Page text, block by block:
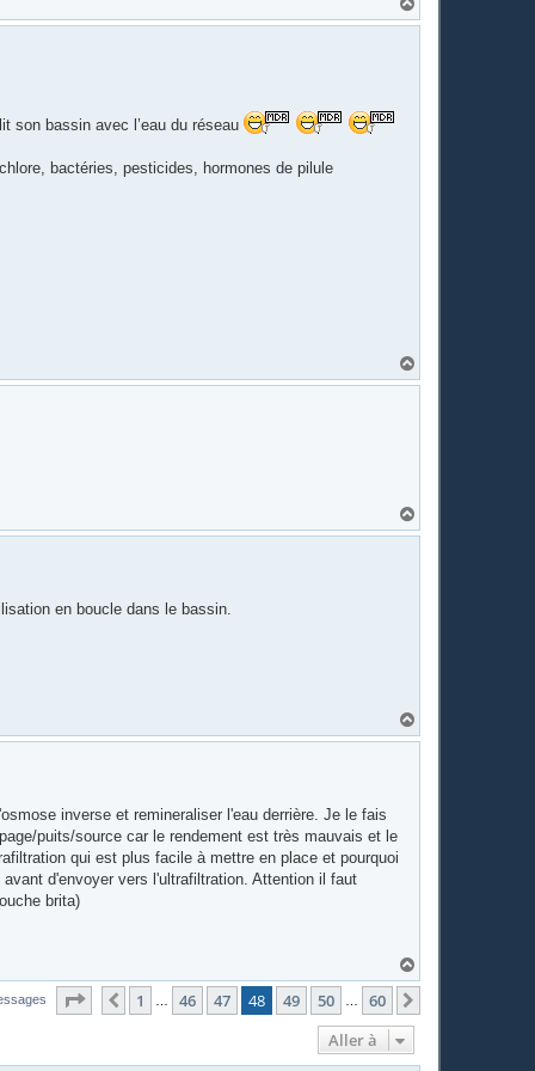
a
son bassin avec l’eau du réseau
bactéries, pesticides, hormones de pilule
a
a
en boucle dans le bassin.
a
inverse et remineraliser l'eau derrière. Je le fais
puits/source car le rendement est très mauvais et le
qui est plus facile à mettre en place et pourquoi
d'envoyer vers l'ultrafiltration. Attention il faut
brita)
a
t
Page 48 60
Précédente
1 46 47 48 49 50 60
Aller à